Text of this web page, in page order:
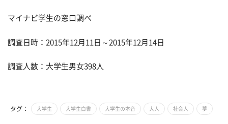
マイナビ学生の窓口調べ
調査日時：2015年12月11日～2015年12月14日
調査人数：大学生男女398人
タグ： 大学生 大学生白書 大学生の本音 大人 社会人 夢